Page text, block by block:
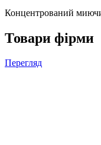
Концентрований
Товари фірми
Перегляд